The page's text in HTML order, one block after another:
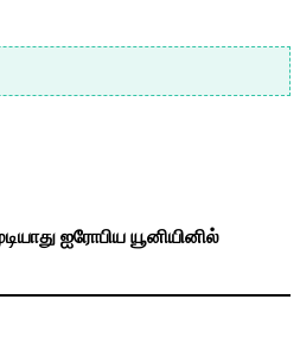
ஐரோபிய யூனியினில்